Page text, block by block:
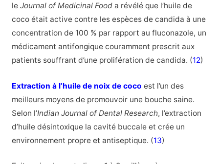
le Journal of Medicinal Fooda révélé que l’huile de
coco était active contre les espèces de candida à une
concentration de 100 % par rapport au fluconazole, un
médicament antifongique couramment prescrit aux
patients souffrant d’une prolifération de candida. (12)
Extraction à l’huile de noix de coco est l’un des
meilleurs moyens de promouvoir une bouche saine.
Selon l’Indian Journal of Dental Research, l’extraction
d’huile désintoxique la cavité buccale et crée un
environnement propre et antiseptique. (13)